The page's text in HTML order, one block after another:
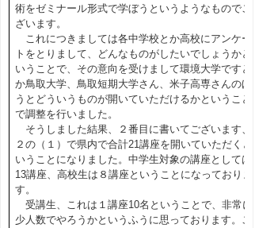
術をゼミナール形式で学ぼうというようなものでご
ざいます。
これにつきましては各中学校とか高校にアンケー
トをとりまして、どんなものがしたいでしょうかと
いうことで、その意向を受けまして環境大学ですと
か鳥取大学、鳥取短期大学さん、米子高専さんのほ
うとどういうものが開いていただけるかということ
で調整を行いました。
そうしました結果、２番目に書いてございます、
２の（１）で県内で合計21講座を開いていただくと
いうことになりました。中学生対象の講座としては
13講座、高校生は８講座ということになっておりま
す。
受講生、これは１講座10名ということで、非常に
少人数でやろうかというふうに思っております。こ